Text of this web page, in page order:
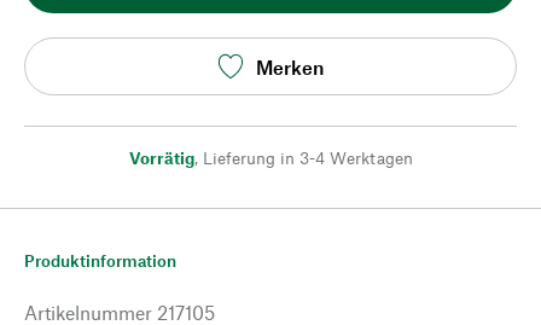
Merken
Vorrätig, Lieferung in 3-4 Werktagen
Produktinformation
Artikelnummer 217105